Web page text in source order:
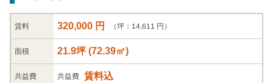
賃料 320,000 円 （坪：14,611 円）
面積 21.9坪(72.39㎡)
共益費 共益費 賃料込